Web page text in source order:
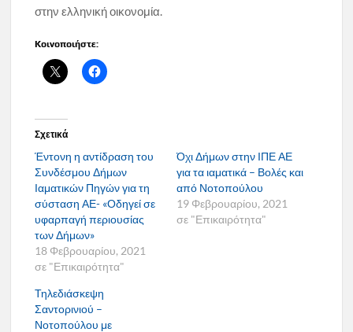
στην ελληνική οικονομία.
Κοινοποιήστε:
Σχετικά
Έντονη η αντίδραση του
Συνδέσμου Δήμων
Ιαματικών Πηγών για τη
σύσταση ΑΕ- «Οδηγεί σε
υφαρπαγή περιουσίας
των Δήμων»
18 Φεβρουαρίου, 2021
σε "Επικαιρότητα"
Όχι Δήμων στην ΙΠΕ ΑΕ
για τα ιαματικά – Βολές και
από Νοτοπούλου
19 Φεβρουαρίου, 2021
σε "Επικαιρότητα"
Τηλεδιάσκεψη
Σαντορινιού –
Νοτοπούλου με